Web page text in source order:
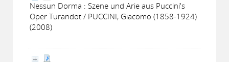
Nessun Dorma : Szene und Arie aus Puccini's
Oper Turandot / PUCCINI, Giacomo (1858-1924)
(2008)